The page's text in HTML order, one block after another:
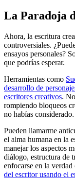
La Paradoja
Ahora, la escritura
controversiales.
ensayos personales?
que podrías esperar.
Herramientas como
desarrollo de
escritores creativos.
rompiendo bloqueos
no habías considerado.
Pueden llamarme
el alma humana en la
manejar los aspectos
diálogo, estructura de
enfocarse en la
del escritor usando el